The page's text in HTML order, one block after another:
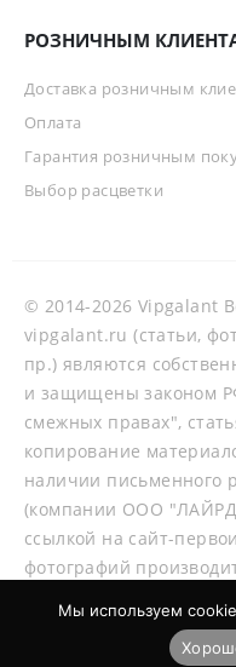
РОЗНИЧНЫМ
Доставка розничным
Оплата
Гарантия розничным
Выбор расцветки
© 2014-2026 Vipgalant
vipgalant.ru (статьи,
пр.) являются
и защищены законом
смежных правах",
копирование
наличии письменного
(компании ООО
ссылкой на сайт-
фотографий
Мы используем